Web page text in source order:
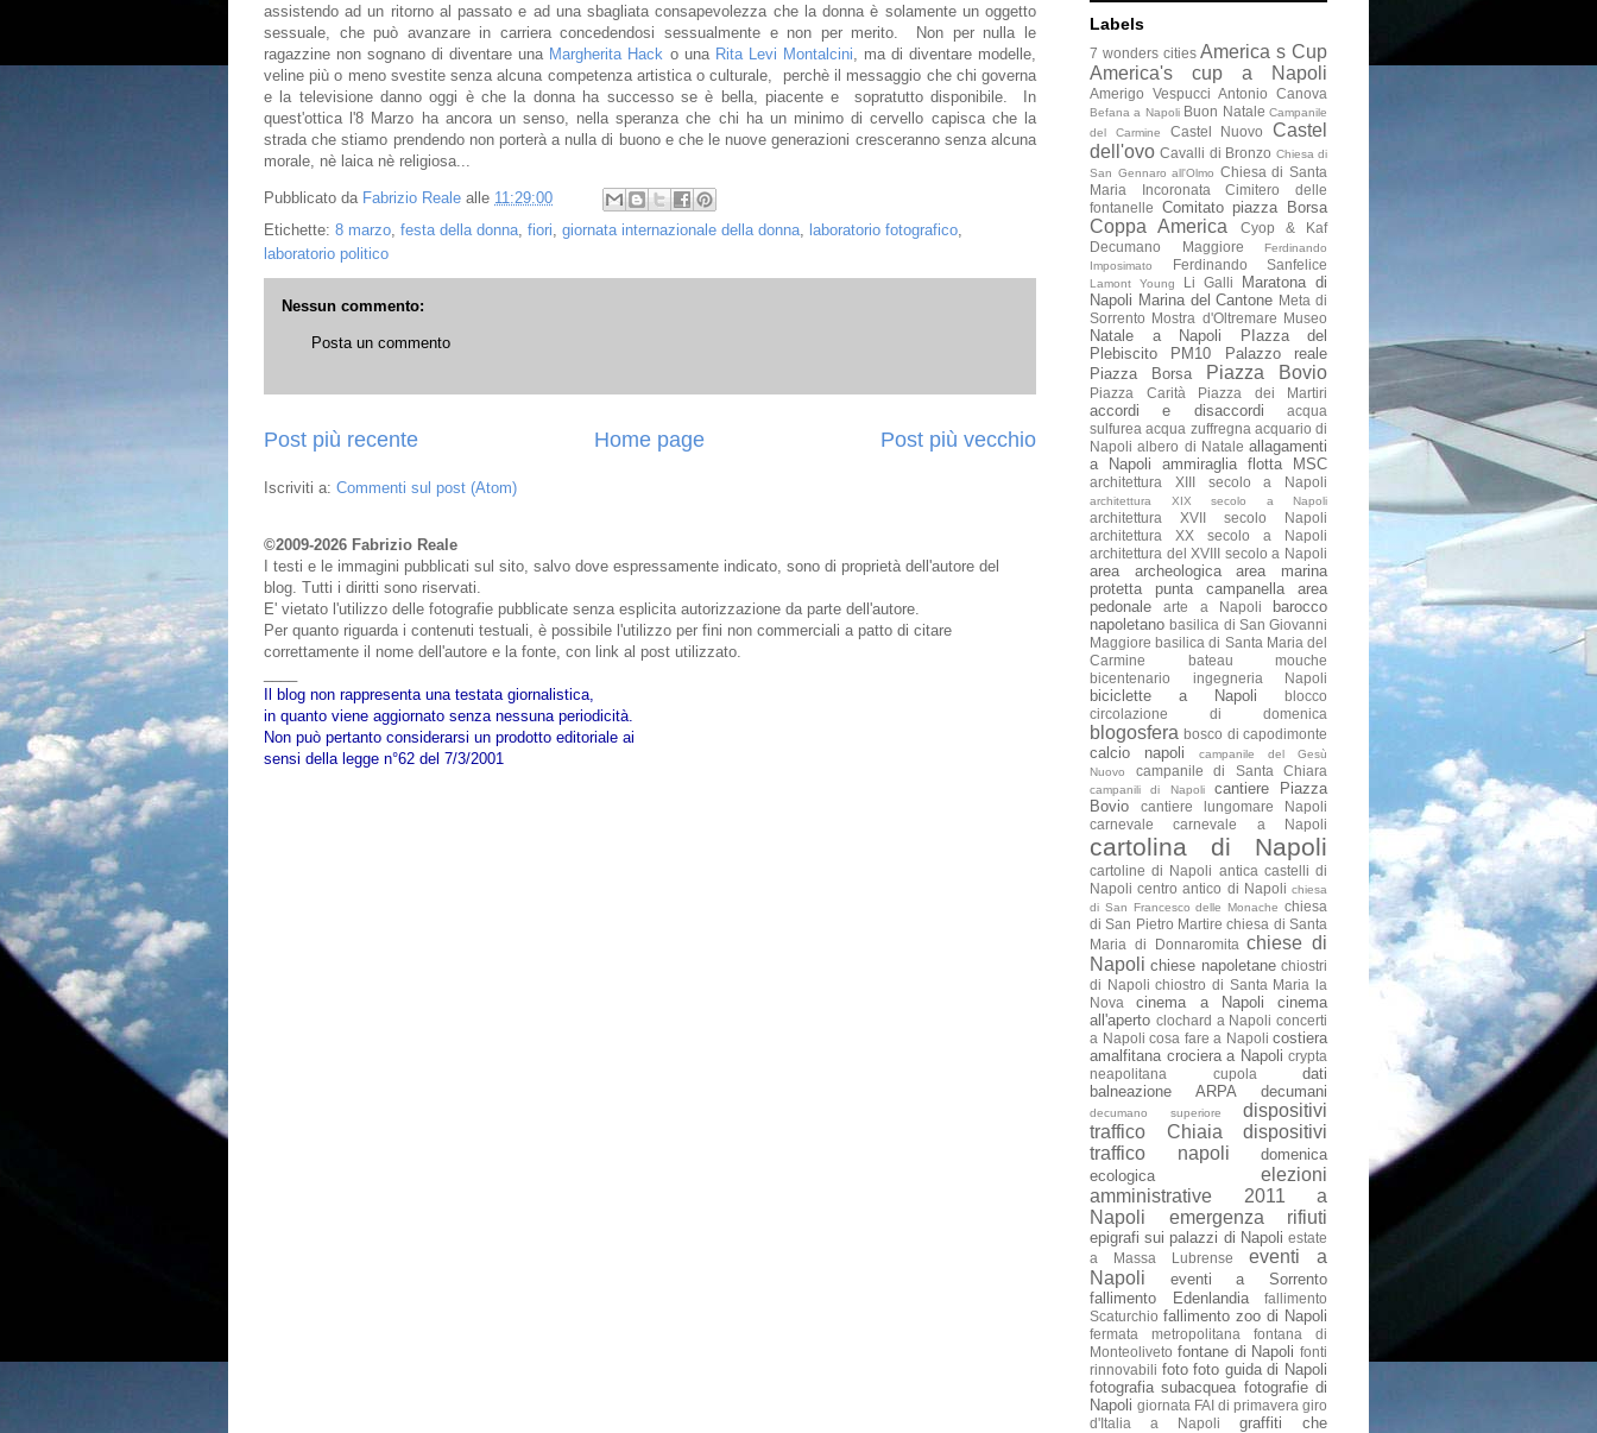
assistendo ad un ritorno al passato e ad una sbagliata consapevolezza che la donna è solamente un oggetto
sessuale, che può avanzare in carriera concedendosi sessualmente e non per merito. Non per nulla le
ragazzine non sognano di diventare una Margherita Hack o una Rita Levi Montalcini , ma di diventare modelle,
veline più o meno svestite senza alcuna competenza artistica o culturale, perchè il messaggio che chi governa
e la televisione danno oggi è che la donna ha successo se è bella, piacente e sopratutto disponibile. In
quest'ottica l'8 Marzo ha ancora un senso, nella speranza che chi ha un minimo di cervello capisca che la
strada che stiamo prendendo non porterà a nulla di buono e che le nuove generazioni cresceranno senza alcuna
morale, nè laica nè religiosa...
Pubblicato da Fabrizio Reale alle 11:29:00
Etichette: 8 marzo festa della donna fiori giornata internazionale della donna laboratorio fotografico
laboratorio politico
Nessun commento:
Posta un commento
Post più recente Post più vecchio
Home page
Iscriviti a: Commenti sul post (Atom)
©2009-2026 Fabrizio Reale
I testi e le immagini pubblicati sul sito, salvo dove espressamente indicato, sono di proprietà dell'autore del
blog. Tutti i diritti sono riservati.
E' vietato l'utilizzo delle fotografie pubblicate senza esplicita autorizzazione da parte dell'autore.
Per quanto riguarda i contenuti testuali, è possibile l'utilizzo per fini non commerciali a patto di citare
correttamente il nome dell'autore e la fonte, con link al post utilizzato.
Il blog non rappresenta una testata giornalistica,
in quanto viene aggiornato senza nessuna periodicità.
Non può pertanto considerarsi un prodotto editoriale ai
sensi della legge n°62 del 7/3/2001
Labels
7 wonders cities America s Cup
America's cup a Napoli
Amerigo Vespucci Antonio Canova
Befana a Napoli Buon Natale Campanile
del Carmine
Castel Nuovo
Castel
dell'ovo Cavalli di Bronzo Chiesa di
San Gennaro all'Olmo Chiesa di Santa
Maria Incoronata
Cimitero delle
fontanelle
Comitato piazza Borsa
Coppa America
Cyop & Kaf
Decumano Maggiore
Ferdinando
Imposimato
Ferdinando Sanfelice
Lamont Young Li Galli
Maratona di
Napoli Marina del Cantone Meta di
Sorrento Mostra d'Oltremare Museo
Natale a Napoli
PIazza del
Plebiscito
PM10
Palazzo reale
Piazza Borsa
Piazza Bovio
Piazza Carità Piazza dei Martiri
accordi e disaccordi
acqua
sulfurea acqua zuffregna acquario di
Napoli albero di Natale allagamenti
a Napoli
ammiraglia flotta MSC
architettura XIII secolo a Napoli
architettura XIX secolo a Napoli
architettura XVII secolo Napoli
architettura XX secolo a Napoli
architettura del XVIII secolo a Napoli
area archeologica
area marina
protetta punta campanella
area
pedonale
arte a Napoli
barocco
napoletano basilica di San Giovanni
Maggiore basilica di Santa Maria del
Carmine
bateau mouche
bicentenario ingegneria Napoli
biciclette a Napoli
blocco
circolazione di domenica
blogosfera bosco di capodimonte
calcio napoli
campanile del Gesù
Nuovo
campanile di Santa Chiara
campanili di Napoli
cantiere Piazza
Bovio
cantiere lungomare Napoli
carnevale
carnevale a Napoli
cartolina di Napoli
cartoline di Napoli antica castelli di
Napoli centro antico di Napoli chiesa
di San Francesco delle Monache chiesa
di San Pietro Martire chiesa di Santa
Maria di Donnaromita chiese di
Napoli chiese napoletane chiostri
di Napoli chiostro di Santa Maria la
Nova
cinema a Napoli
cinema
all'aperto clochard a Napoli concerti
a Napoli cosa fare a Napoli costiera
amalfitana crociera a Napoli crypta
neapolitana
cupola
dati
balneazione ARPA
decumani
decumano superiore
dispositivi
traffico Chiaia
dispositivi
traffico napoli
domenica
ecologica
elezioni
amministrative 2011 a
Napoli
emergenza rifiuti
epigrafi sui palazzi di Napoli estate
a Massa Lubrense
eventi a
Napoli
eventi a Sorrento
fallimento Edenlandia
fallimento
Scaturchio fallimento zoo di Napoli
fermata metropolitana
fontana di
Monteoliveto fontane di Napoli fonti
rinnovabili foto foto guida di Napoli
fotografia subacquea fotografie di
Napoli giornata FAI di primavera giro
d'Italia a Napoli
graffiti che